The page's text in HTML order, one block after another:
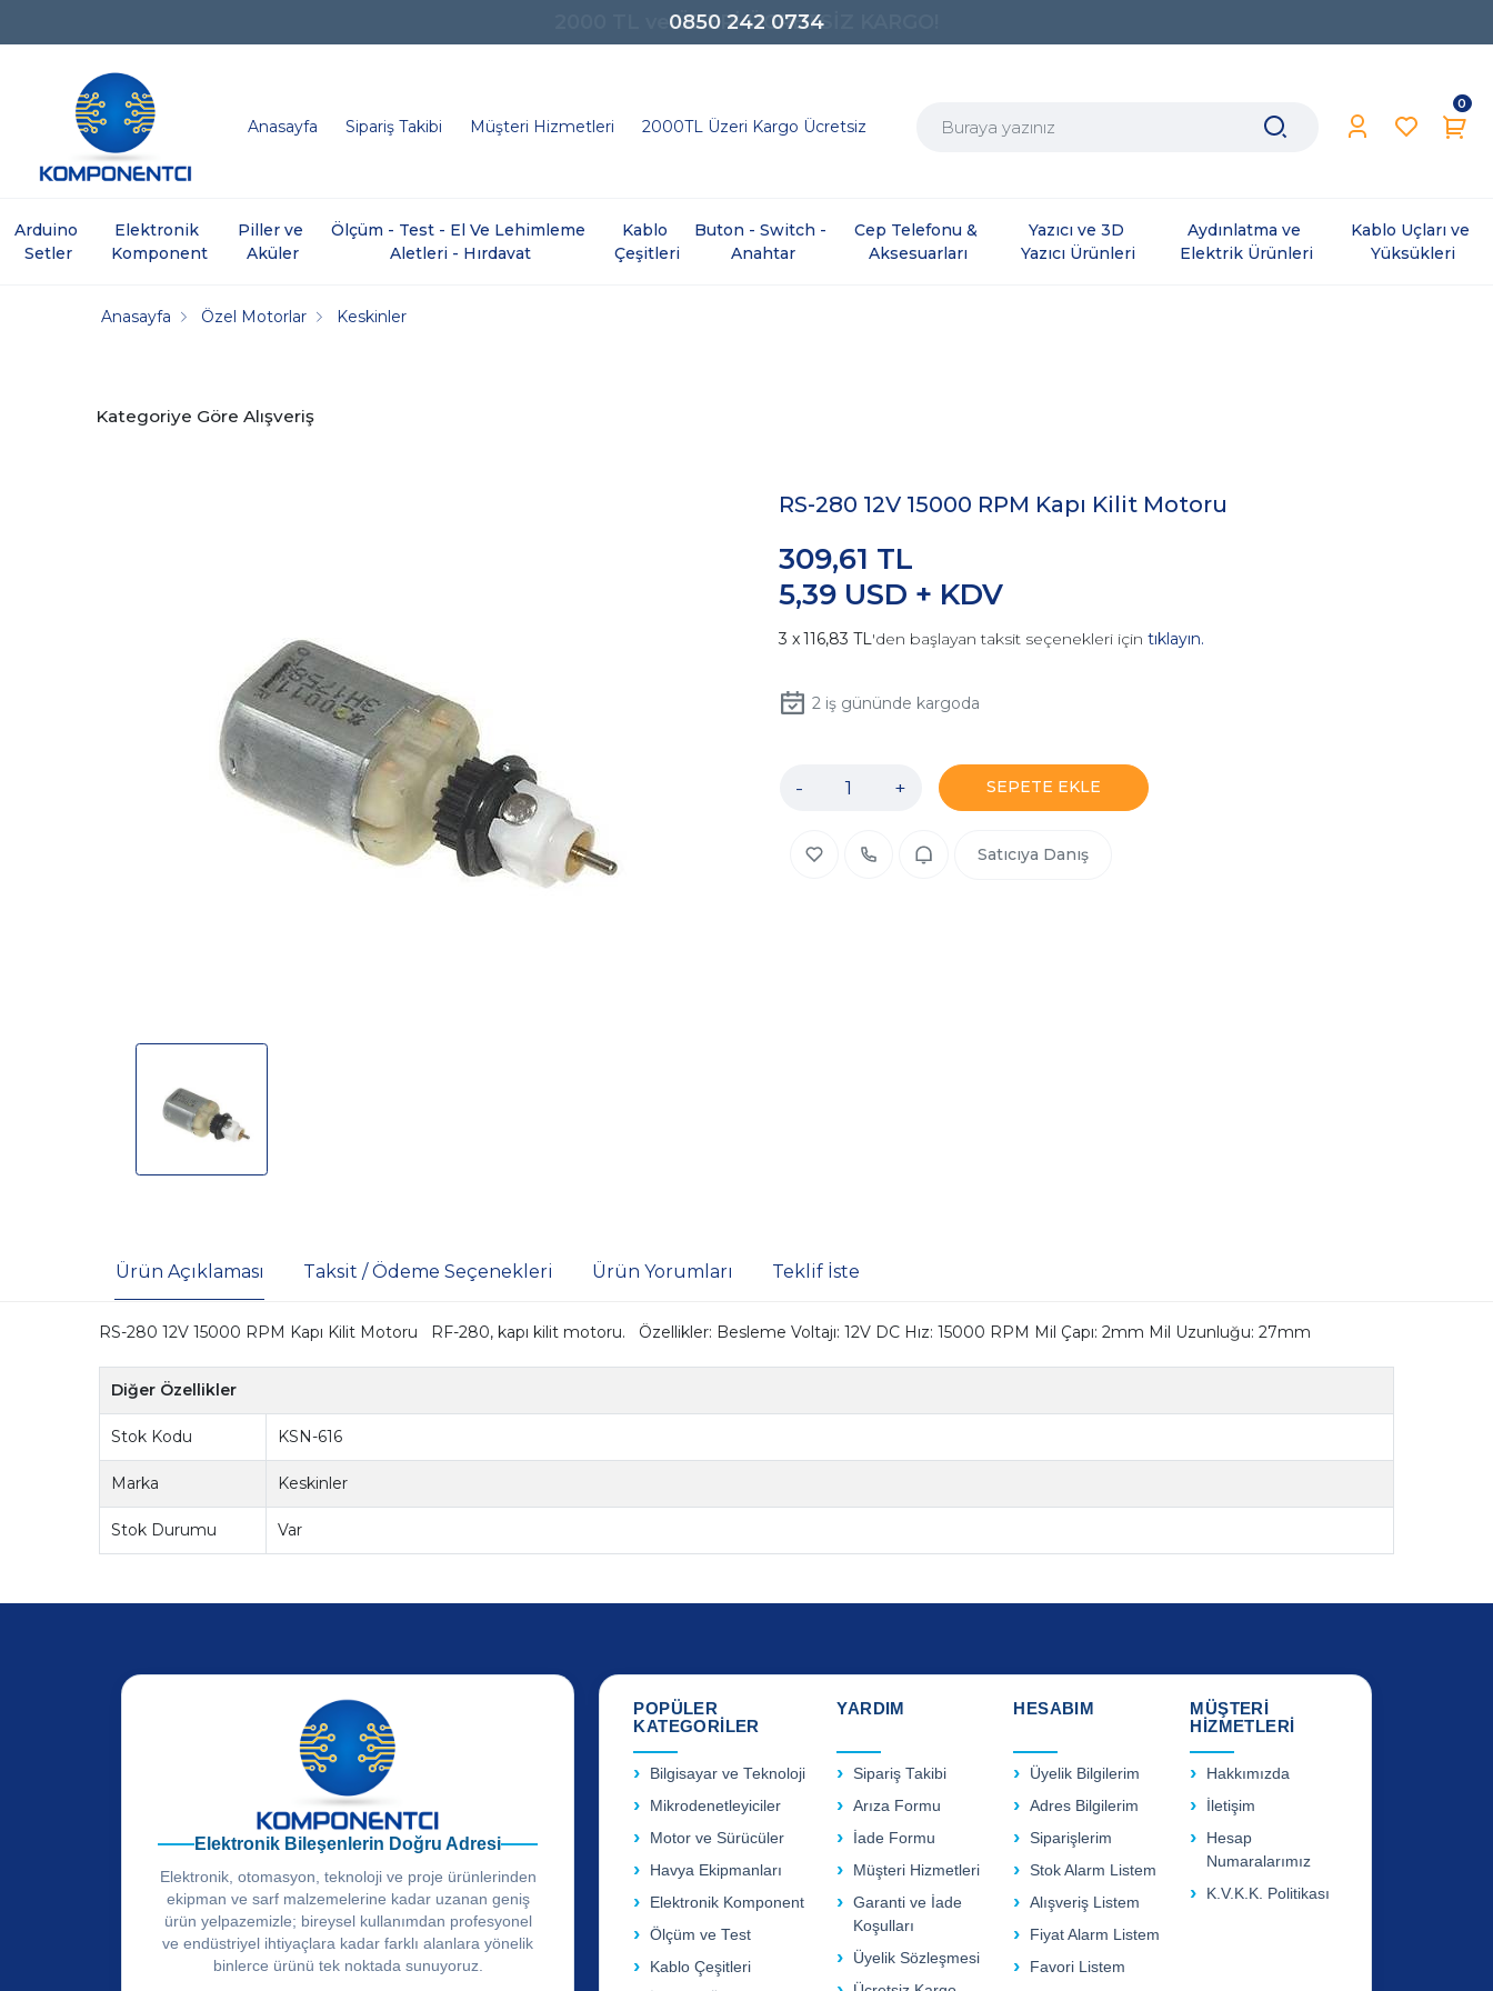
0850 242 0734
Anasayfa Sipariş Takibi Müşteri Hizmetleri 2000TL Üzeri Kargo Ücretsiz
0
Arduino
Setler
Elektronik
Komponent
Piller ve
Aküler
Ölçüm - Test - El Ve Lehimleme
Aletleri - Hırdavat
Kablo
Çeşitleri
Buton - Switch -
Anahtar
Cep Telefonu &
Aksesuarları
Yazıcı ve 3D
Yazıcı Ürünleri
Aydınlatma ve
Elektrik Ürünleri
Kablo Uçları ve
Yüksükleri
Anasayfa Özel Motorlar Keskinler
Kategoriye Göre Alışveriş
RS-280 12V 15000 RPM Kapı Kilit Motoru
5,39 USD + KDV
309,61 TL
116,83 TL'den başlayan taksit seçenekleri için tıklayın.
2iş gününde kargoda
- + SEPETE EKLE
Satıcıya Danış
Ürün Açıklaması Taksit / Ödeme Seçenekleri Ürün Yorumları Teklif İste
RS-280 12V 15000 RPM Kapı Kilit Motoru RF-280, kapı kilit motoru. Özellikler: Besleme Voltajı: 12V DC Hız: 15000 RPM Mil Çapı: 2mm Mil Uzunluğu: 27mm
Diğer Özellikler
Stok Kodu KSN-616
Marka Keskinler
Stok Durumu Var
Elektronik Bileşenlerin Doğru Adresi
Elektronik, otomasyon, teknoloji ve proje ürünlerinden
ekipman ve sarf malzemelerine kadar uzanan geniş
ürün yelpazemizle; bireysel kullanımdan profesyonel
ve endüstriyel ihtiyaçlara kadar farklı alanlara yönelik
binlerce ürünü tek noktada sunuyoruz.
POPÜLER
KATEGORİLER
Bilgisayar ve Teknoloji
Mikrodenetleyiciler
Motor ve Sürücüler
Havya Ekipmanları
Elektronik Komponent
Ölçüm ve Test
Kablo Çeşitleri
YARDIM
Sipariş Takibi
Arıza Formu
İade Formu
Müşteri Hizmetleri
Garanti ve İade
Koşulları
Üyelik Sözleşmesi
HESABIM
Üyelik Bilgilerim
Adres Bilgilerim
Siparişlerim
Stok Alarm Listem
Alışveriş Listem
Fiyat Alarm Listem
Favori Listem
MÜŞTERİ
HİZMETLERİ
Hakkımızda
İletişim
Hesap
Numaralarımız
K.V.K.K. Politikası